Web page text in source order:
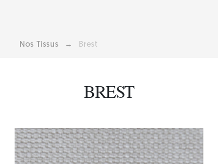
Nos Tissus → Brest
BREST